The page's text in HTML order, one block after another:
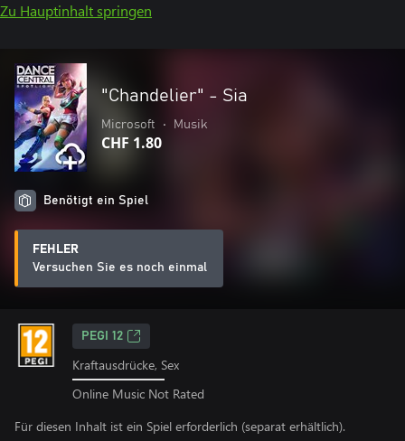
Zu Hauptinhalt springen
"Chandelier" - Sia
Microsoft • Musik
CHF 1.80
Benötigt ein Spiel
FEHLER
Versuchen Sie es noch einmal
PEGI 12
Kraftausdrücke, Sex
Online Music Not Rated
Für diesen Inhalt ist ein Spiel erforderlich (separat erhältlich).